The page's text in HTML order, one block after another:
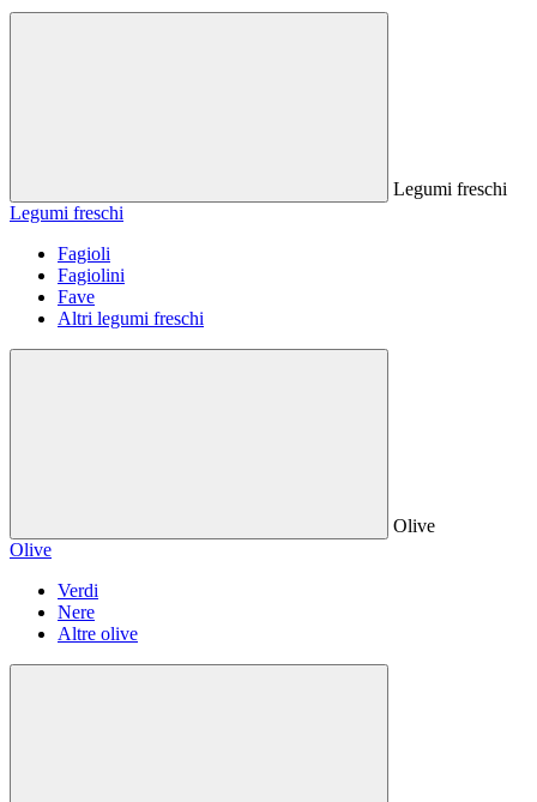
Legumi freschi
Legumi freschi
Fagioli
Fagiolini
Fave
Altri legumi freschi
Olive
Olive
Verdi
Nere
Altre olive